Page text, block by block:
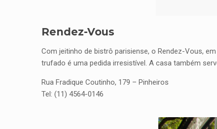
Rendez-Vous
Com jeitinho de bistrô parisiense, o Rendez-Vous,
trufado é uma pedida irresistível. A casa também
Rua Fradique Coutinho, 179 – Pinheiros
Tel: (11) 4564-0146